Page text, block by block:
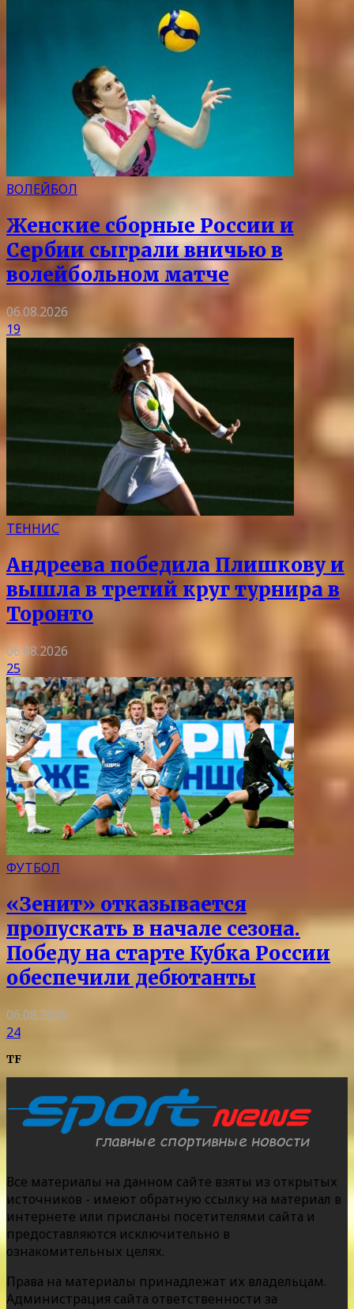
ВОЛЕЙБОЛ
Женские сборные России и
Сербии сыграли вничью в
волейбольном матче
06.08.2026
19
ТЕННИС
Андреева победила Плишкову и
вышла в третий круг турнира в
Торонто
06.08.2026
25
ФУТБОЛ
«Зенит» отказывается
пропускать в начале сезона.
Победу на старте Кубка России
обеспечили дебютанты
06.08.2026
24
TF
Все материалы на данном сайте взяты из открытых
источников - имеют обратную ссылку на материал в
интернете или присланы посетителями сайта и
предоставляются исключительно в
ознакомительных целях.
Права на материалы принадлежат их владельцам.
Администрация сайта ответственности за